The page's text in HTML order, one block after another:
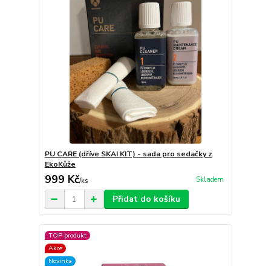
PU CARE (dříve SKAI KIT) - sada pro sedačky z
EkoKůže
999 Kč/ks Skladem
Přidat do košíku
TOP produkt
Akce
Novinka